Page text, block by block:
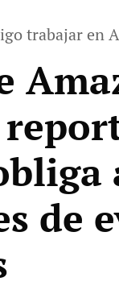
trabajar en
de